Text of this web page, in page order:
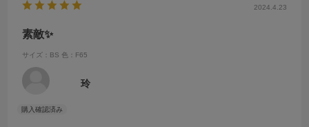
2024.4.23
素敵✨
サイズ：BS 色：F65
玲